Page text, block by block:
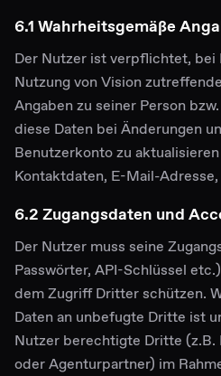
6.1 Wahrheitsgemäße
Der Nutzer ist verpflichtet, bei
Nutzung von Vision
Angaben zu seiner Person
diese Daten bei Änderungen
Benutzerkonto zu
Kontaktdaten, E-Mail-
6.2 Zugangsdaten und
Der Nutzer muss seine
Passwörter, API-Schlüssel
dem Zugriff Dritter schützen.
Daten an unbefugte Dritte ist
Nutzer berechtigte Dritte
oder Agenturpartner) im